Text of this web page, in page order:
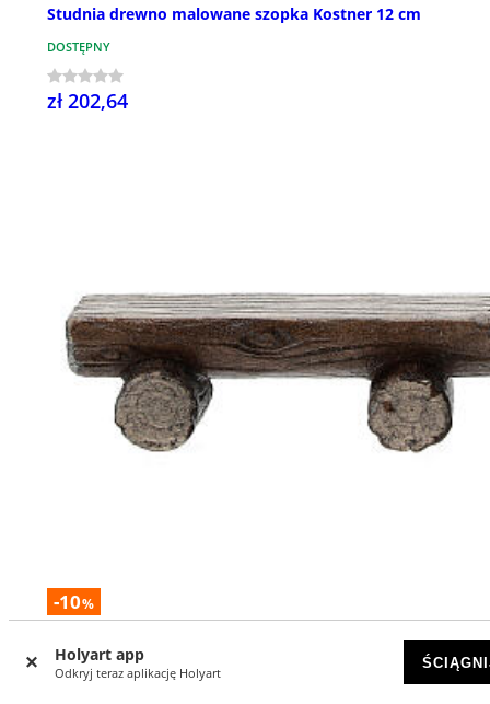
Holyart app
Odkryj teraz aplikację Holyart
Studnia drewno malowane szopka Kostner 12 cm
DOSTĘPNY
zł 202,64
-10%
Ławka siedzisko dla pastrzy drewno malowane szopka
Kostner 12 cm